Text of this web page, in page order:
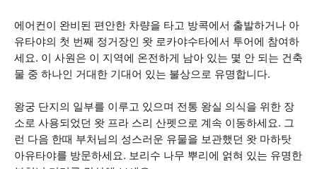
에어컨이 완비된 편안한 차량을 타고 방콕에서 출발하거나 아
유타야의 첫 번째 정거장인 왓 로카야수타에서 투어에 참여하
세요. 이 사원은 이 지역에 온전하게 남아 있는 몇 안 되는 건축
물 중 하나인 거대한 기대어 있는 불상으로 유명합니다.
왕궁 단지의 일부를 이루고 있으며 전통 왕실 의식을 위한 장
소로 사용되었던 왓 프라 스리 산펫으로 계속 이동하세요. 그
런 다음 한때 부처님의 성스러운 유물을 보관했던 왓 마하탓
아유타야를 방문하세요. 보리수 나무 뿌리에 얽혀 있는 유명한